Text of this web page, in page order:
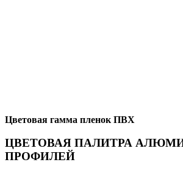
Цветовая гамма пленок ПВХ
ЦВЕТОВАЯ ПАЛИТРА
ПРОФИЛЕЙ